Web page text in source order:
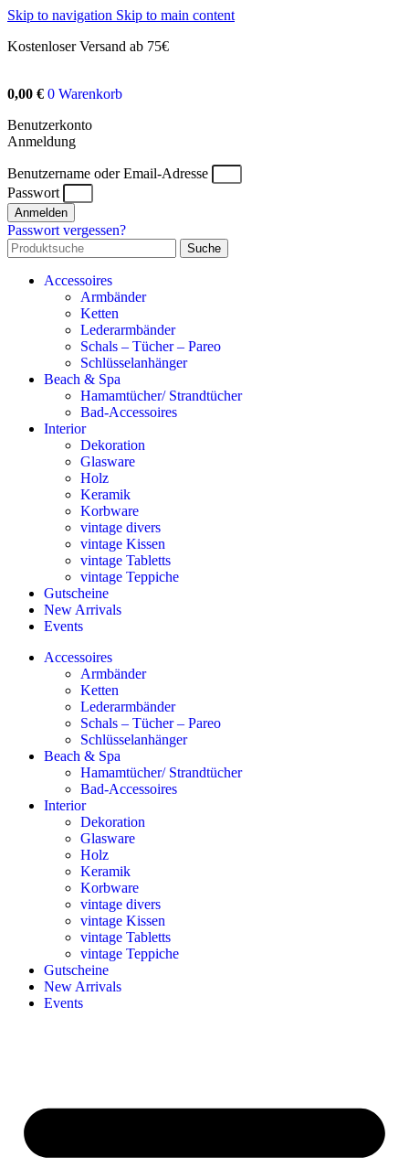
Skip to navigation Skip to main content
Kostenloser Versand ab 75€
0,00 € 0 Warenkorb
Benutzerkonto
Anmeldung
Benutzername oder Email-Adresse
Passwort
Anmelden
Passwort vergessen?
Suche
Accessoires
Armbänder
Ketten
Lederarmbänder
Schals – Tücher – Pareo
Schlüsselanhänger
Beach & Spa
Hamamtücher/ Strandtücher
Bad-Accessoires
Interior
Dekoration
Glasware
Holz
Keramik
Korbware
vintage divers
vintage Kissen
vintage Tabletts
vintage Teppiche
Gutscheine
New Arrivals
Events
Accessoires
Armbänder
Ketten
Lederarmbänder
Schals – Tücher – Pareo
Schlüsselanhänger
Beach & Spa
Hamamtücher/ Strandtücher
Bad-Accessoires
Interior
Dekoration
Glasware
Holz
Keramik
Korbware
vintage divers
vintage Kissen
vintage Tabletts
vintage Teppiche
Gutscheine
New Arrivals
Events